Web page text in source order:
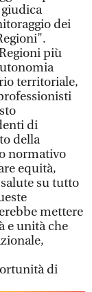
dei
più
territoriale,
di
della
normativo
equità,
su tutto
mettere
e unità che
di